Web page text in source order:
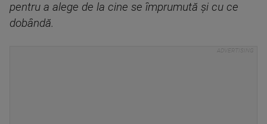
pentru a alege de la cine se împrumută și cu ce
dobândă.